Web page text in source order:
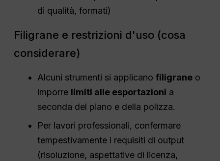
di qualità, formati)
Filigrane e restrizioni d'uso (cosa
considerare)
Alcuni strumenti si applicanofiligrane o
imporre limiti alle esportazioni a
seconda del piano e della polizza.
Per lavori professionali, confermare
tempestivamente i requisiti di output
(risoluzione, aspettative di licenza,